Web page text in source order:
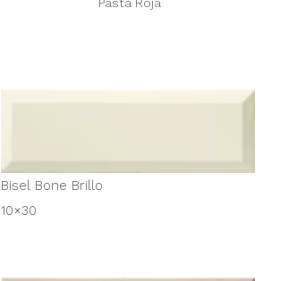
Pasta Roja
Bisel Bone Brillo
10×30